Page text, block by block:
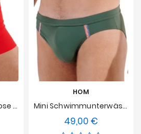
Nautical Cup Badehose HOM - Rot
HOM
Mini Schwimmunterwäsche Nautischer Cup - Khaki
49,00 €